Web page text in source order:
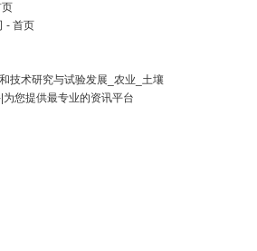
页
- 首页
技术研究与试验发展_农业_土壤
您提供最专业的资讯平台